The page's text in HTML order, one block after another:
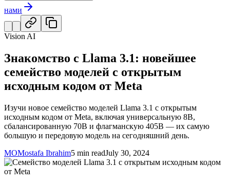
нами
Vision AI
Знакомство с Llama 3.1: новейшее
семейство моделей с открытым
исходным кодом от Meta
Изучи новое семейство моделей Llama 3.1 с открытым
исходным кодом от Meta, включая универсальную 8B,
сбалансированную 70B и флагманскую 405B — их самую
большую и передовую модель на сегодняшний день.
MOMostafa Ibrahim5 min readJuly 30, 2024